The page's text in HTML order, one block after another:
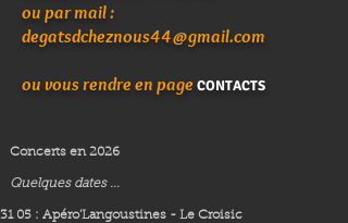
ou par mail :
degatsdcheznous44@gmail.com
ou vous rendre en page CONTACTS
Concerts en 2026
Quelques dates ...
31 05 : Apéro'Langoustines - Le Croisic